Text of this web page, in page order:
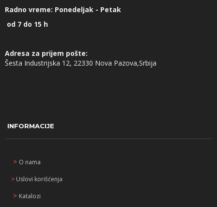
Radno vreme: Ponedeljak - Petak
od 7 do 15 h
Adresa za prijem pošte:
Šesta Industrijska 12, 22330 Nova Pazova,Srbija
INFORMACIJE
> O nama
> Uslovi korišćenja
> Katalozi